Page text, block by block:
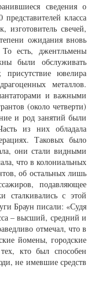
сведения о
класса
изготовитель свечей,
ожидания вновь
есть, джентльмены
были обслуживать
ювелира
металлов.
и важными
(около четверти)
и род занятий были
из них обладала
Таковых было
они стали видными
что в колониальных
об остальных лишь
подавляющее
сталкивались с этой
Браун писали: «Судя
– высший, средний и
отмечал, что в
йомены, городские
кто был способен
не имевшие средств